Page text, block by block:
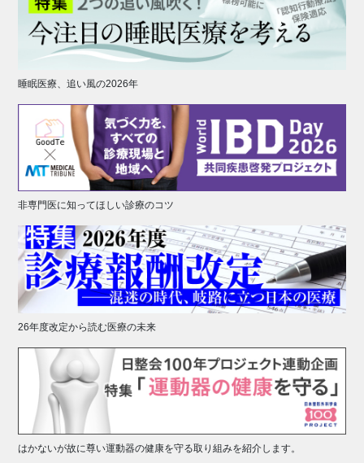
睡眠医療、追い風の2026年
非専門医に知ってほしい診療のコツ
26年度改定から読む医療の未来
はかないが故に尊い運動器の健康を守る取り組みを紹介します。